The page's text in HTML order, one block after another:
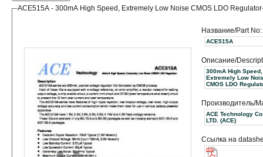
ACE515A - 300mA High Speed, Extremely Low Noise CMOS LDO Regulator
Название/Part No:
ACE515A
Описание/
300mA High Speed,
Extremely Low
CMOS LDO
Производитель/
ACE Technology
LTD. (ACE)
Ссылка на